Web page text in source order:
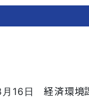
16日
経済環境